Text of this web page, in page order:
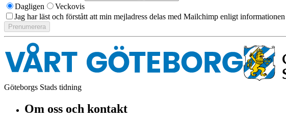
Dagligen
Veckovis
Jag har läst och förstått att min mejladress delas med Mailchimp enligt
Göteborgs Stads tidning
Om oss och kontakt